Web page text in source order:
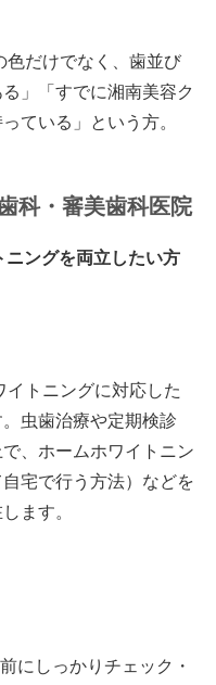
色だけでなく、歯並び
」「すでに湘南美容ク
ている」という方。
科・審美歯科医院
ニングを両立したい方
トニングに対応した
虫歯治療や定期検診
、ホームホワイトニン
宅で行う方法）などを
ます。
にしっかりチェック・